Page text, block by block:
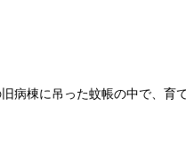
病棟に吊った蚊帳の中で、育